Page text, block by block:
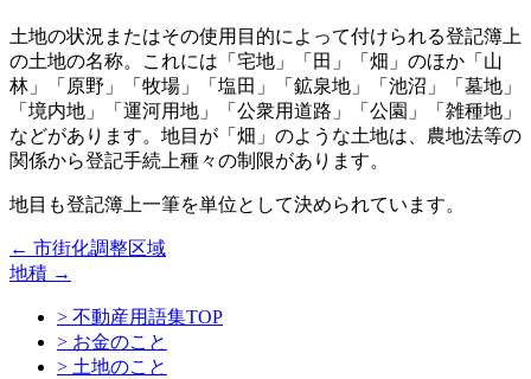
土地の状況またはその使用目的によって付けられる登記簿上
の土地の名称。これには「宅地」「田」「畑」のほか「山
林」「原野」「牧場」「塩田」「鉱泉地」「池沼」「墓地」
「境内地」「運河用地」「公衆用道路」「公園」「雑種地」
などがあります。地目が「畑」のような土地は、農地法等の
関係から登記手続上種々の制限があります。
地目も登記簿上一筆を単位として決められています。
← 市街化調整区域
地積 →
> 不動産用語集TOP
> お金のこと
> 土地のこと